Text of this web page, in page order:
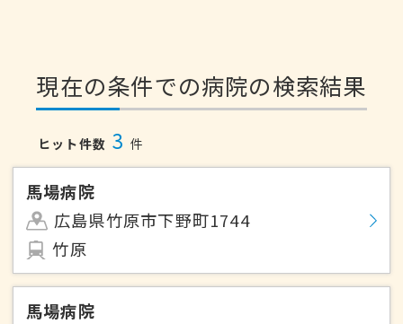
現在の条件での病院の検索結果
ヒット件数 3 件
馬場病院
広島県竹原市下野町1744
竹原
馬場病院